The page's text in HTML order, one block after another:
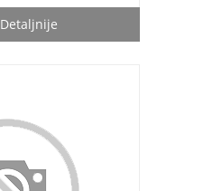
Detaljnije